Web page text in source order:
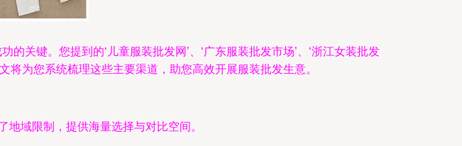
关键。您提到的‘儿童服装批发网’、‘广东服装批发市场’、‘浙江女装批发
将为您系统梳理这些主要渠道，助您高效开展服装批发生意。
地域限制，提供海量选择与对比空间。